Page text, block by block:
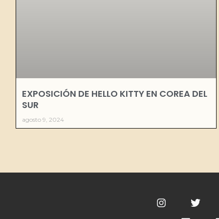
EXPOSICIÓN DE HELLO KITTY EN COREA DEL
SUR
agosto 9, 2024